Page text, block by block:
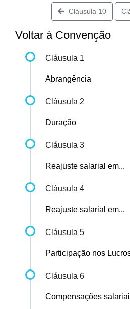
Cláusula 10
Voltar à Convenção
Cláusula 1
Abrangência
Cláusula 2
Duração
Cláusula 3
Reajuste salarial em...
Cláusula 4
Reajuste salarial em...
Cláusula 5
Participação nos
Cláusula 6
Compensações